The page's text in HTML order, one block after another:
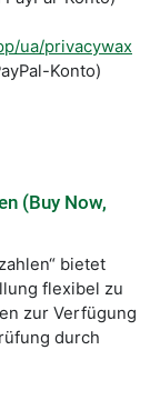
ua/privacywax
Konto)
(Buy Now,
bietet
flexibel zu
zur Verfügung
durch